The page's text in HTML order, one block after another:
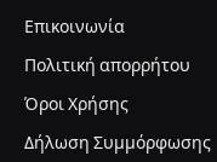
Επικοινωνία
Πολιτική απορρήτου
Όροι Χρήσης
Δήλωση Συμμόρφωσης